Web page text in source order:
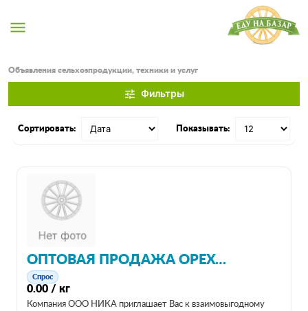
menu
Объявления сельхозпродукции, техники и услуг
tune Фильтры
Сортировать: Показывать:
ОПТОВАЯ ПРОДАЖА ОРЕХОВ, СУХОФРУКТОВ, ЦУКАТОВ
Спрос
0.00 / кг
Компания ООО НИКА приглашает Вас к взаимовыгодному